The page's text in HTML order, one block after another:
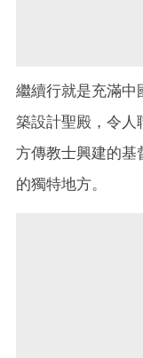
繼續行就是充滿中
築設計聖殿，令人
方傳教士興建的基
的獨特地方。